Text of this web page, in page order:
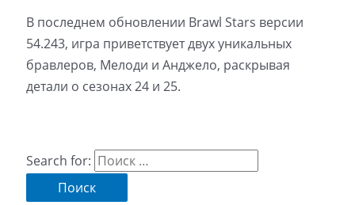
В последнем обновлении Brawl Stars версии
54.243, игра приветствует двух уникальных
бравлеров, Мелоди и Анджело, раскрывая
детали о сезонах 24 и 25.
Search for: